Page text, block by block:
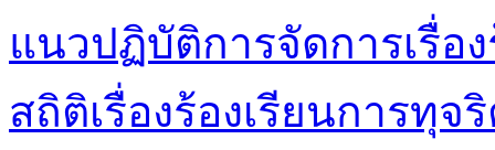
แนวปฏิบัติการจัดการเรื่อ
สถิติเรื่องร้องเรียนการทุจ